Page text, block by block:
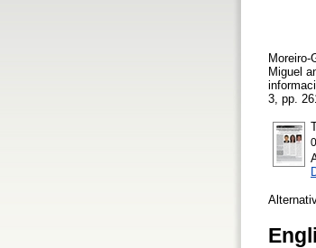
Moreiro-
Miguel
3, pp.